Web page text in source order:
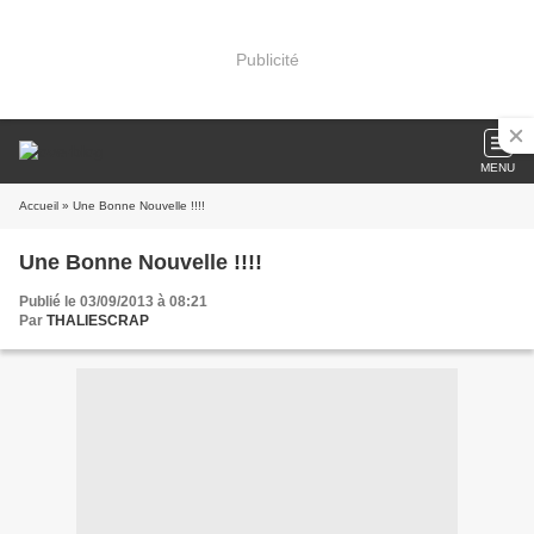
Publicité
MENU
Accueil » Une Bonne Nouvelle !!!!
Une Bonne Nouvelle !!!!
Publié le 03/09/2013 à 08:21
Par THALIESCRAP